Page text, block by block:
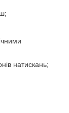
натискань;